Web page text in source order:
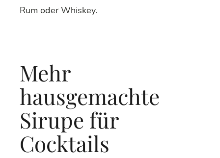
Rum oder Whiskey.
Mehr
hausgemachte
Sirupe für
Cocktails